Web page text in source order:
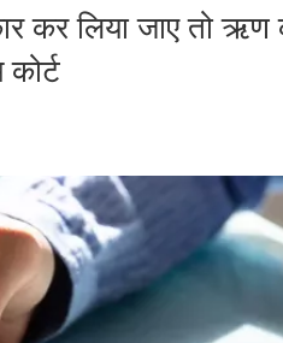
कर लिया जाए तो ऋण